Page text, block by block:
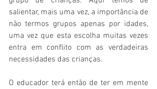
salientar, mais uma vez, a importância de
não termos grupos apenas por idades,
uma vez que esta escolha muitas vezes
entra em conflito com as verdadeiras
necessidades das crianças.
O educador terá então de ter em mente